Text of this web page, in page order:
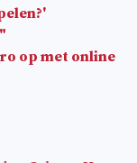
op met online